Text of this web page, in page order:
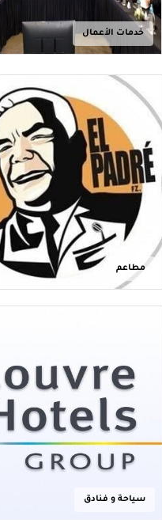
خدمات الأعمال
مطاعم
سياحة و فنادق